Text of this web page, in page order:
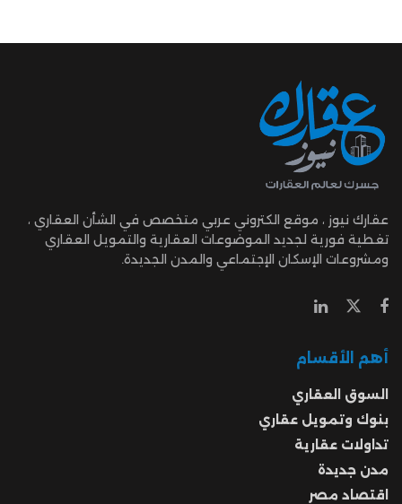
عقارك نيوز ، موقع الكتروني عربي متخصص في الشأن العقاري ،
تغطية فورية لجديد الموضوعات العقارية والتمويل العقاري
ومشروعات الإسكان الإجتماعي والمدن الجديدة.
أهم الأقسام
السوق العقاري
بنوك وتمويل عقاري
تداولات عقارية
مدن جديدة
اقتصاد مصر